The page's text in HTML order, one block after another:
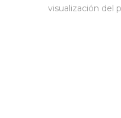
visualización del